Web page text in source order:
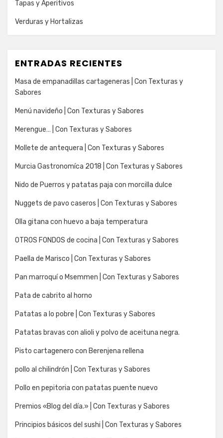
Tapas y Aperitivos
Verduras y Hortalizas
ENTRADAS RECIENTES
Masa de empanadillas cartageneras | Con Texturas y
Sabores
Menú navideño | Con Texturas y Sabores
Merengue… | Con Texturas y Sabores
Mollete de antequera | Con Texturas y Sabores
Murcia Gastronomíca 2018 | Con Texturas y Sabores
Nido de Puerros y patatas paja con morcilla dulce
Nuggets de pavo caseros | Con Texturas y Sabores
Olla gitana con huevo a baja temperatura
OTROS FONDOS de cocina | Con Texturas y Sabores
Paella de Marisco | Con Texturas y Sabores
Pan marroquí o Msemmen | Con Texturas y Sabores
Pata de cabrito al horno
Patatas a lo pobre | Con Texturas y Sabores
Patatas bravas con alioli y polvo de aceituna negra.
Pisto cartagenero con Berenjena rellena
pollo al chilindrón | Con Texturas y Sabores
Pollo en pepitoria con patatas puente nuevo
Premios «Blog del día.» | Con Texturas y Sabores
Principios básicos del sushi | Con Texturas y Sabores